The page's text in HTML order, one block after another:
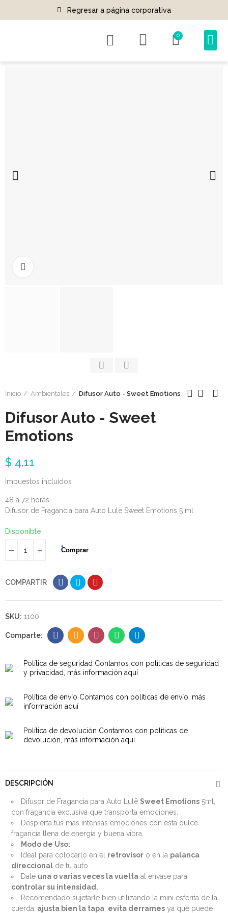
Regresar a página corporativa
0
Inicio Ambientales Difusor Auto - Sweet Emotions
Difusor Auto - Sweet
Emotions
$ 4,11
Impuestos incluidos
48 a 72 horas
Difusor de Fragancia para Auto Lulë Sweet Emotions 5 ml
Disponible
Comprar
COMPARTIR
SKU: 1100
Política de seguridad Contamos con políticas de seguridad
y privacidad, más información aquí
Política de envío Contamos con políticas de envío, más
información aquí
Política de devolución Contamos con políticas de
devolución, más información aquí
DESCRIPCIÓN
Difusor de Fragancia para Auto Lulë Sweet Emotions 5ml,
con fragancia exclusiva que transporta emociones.
Despierta tus más intensas emociones con esta dulce
fragancia llena de energía y buena vibra.
Modo de Uso:
Ideal para colocarlo en el retrovisor o en la palanca
direccional de tu auto.
Dale una o varias veces la vuelta al envase para
controlar su intensidad.
Recomendado sujetarle bien utilizando la mini esferita de la
cuerda, ajusta bien la tapa evita derrames ya que puede